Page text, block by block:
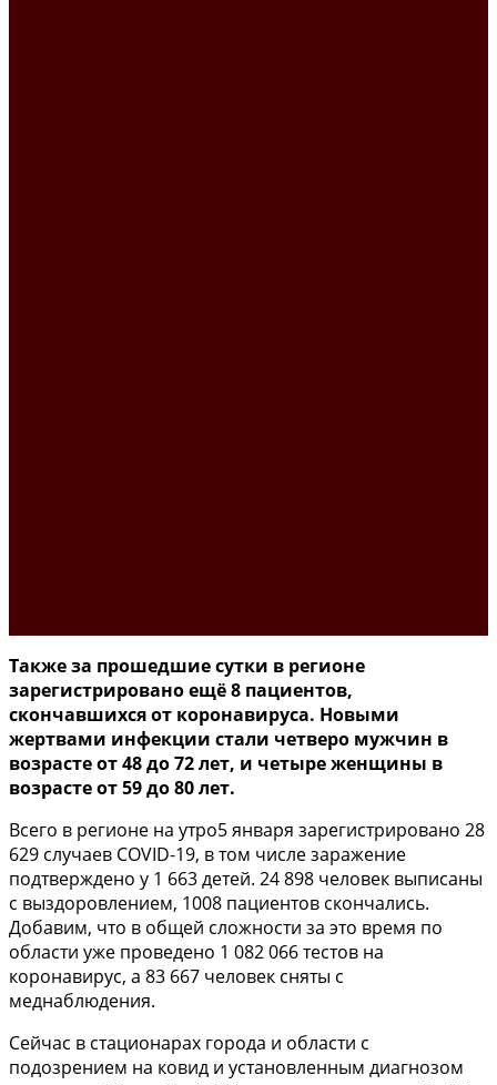
Также за прошедшие сутки в регионе
зарегистрировано ещё 8 пациентов,
скончавшихся от коронавируса. Новыми
жертвами инфекции стали четверо мужчин в
возрасте от 48 до 72 лет, и четыре женщины в
возрасте от 59 до 80 лет.
Всего в регионе на утро5 января зарегистрировано 28
629 случаев COVID-19, в том числе заражение
подтверждено у 1 663 детей. 24 898 человек выписаны
с выздоровлением, 1008 пациентов скончались.
Добавим, что в общей сложности за это время по
области уже проведено 1 082 066 тестов на
коронавирус, а 83 667 человек сняты с
меднаблюдения.
Сейчас в стационарах города и области с
подозрением на ковид и установленным диагнозом